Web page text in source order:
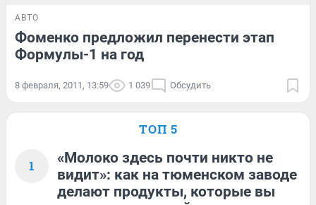
АВТО
Фоменко предложил перенести этап
Формулы-1 на год
8 февраля, 2011, 13:59 1 039 Обсудить
ТОП 5
1
«Молоко здесь почти никто не
видит»: как на тюменском заводе
делают продукты, которые вы